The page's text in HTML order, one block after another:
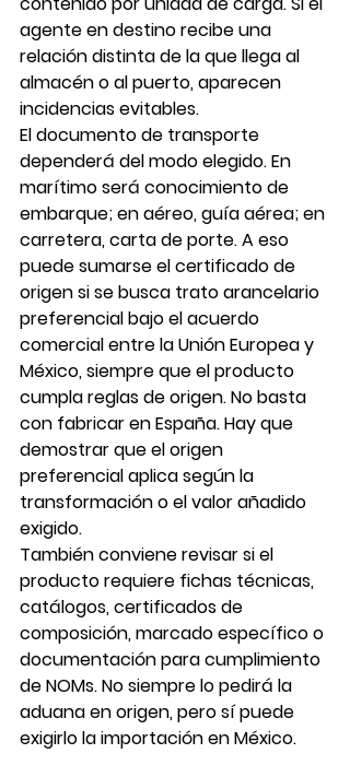
agente en destino recibe una
relación distinta de la que llega al
almacén o al puerto, aparecen
incidencias evitables.
El documento de transporte
dependerá del modo elegido. En
marítimo será conocimiento de
embarque; en aéreo, guía aérea; en
carretera, carta de porte. A eso
puede sumarse el certificado de
origen si se busca trato arancelario
preferencial bajo el acuerdo
comercial entre la Unión Europea y
México, siempre que el producto
cumpla reglas de origen. No basta
con fabricar en España. Hay que
demostrar que el origen
preferencial aplica según la
transformación o el valor añadido
exigido.
También conviene revisar si el
producto requiere fichas técnicas,
catálogos, certificados de
composición, marcado específico o
documentación para cumplimiento
de NOMs. No siempre lo pedirá la
aduana en origen, pero sí puede
exigirlo la importación en México.